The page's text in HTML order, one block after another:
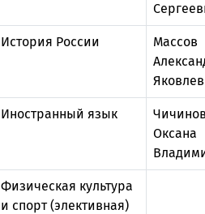
История России
Массов
Иностранный язык
Оксана
Физическая культура
и спорт (элективная)